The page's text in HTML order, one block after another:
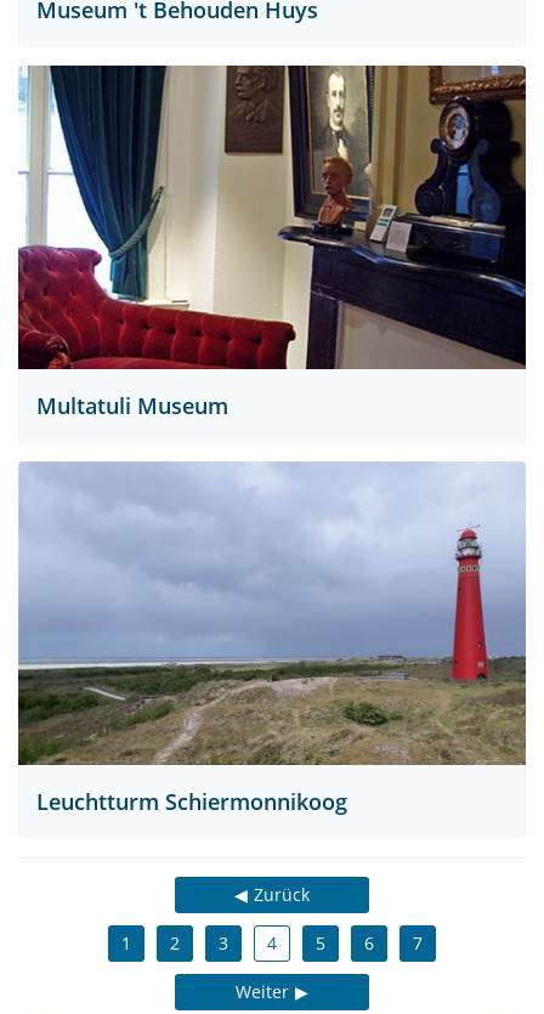
Museum 't Behouden Huys
Multatuli Museum
Leuchtturm Schiermonnikoog
Zurück
1 2 3 4 5 6 7
Weiter